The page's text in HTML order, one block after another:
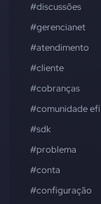
#discussões
#gerencianet
#atendimento
#cliente
#cobranças
#comunidade efí
#sdk
#problema
#conta
#configuração